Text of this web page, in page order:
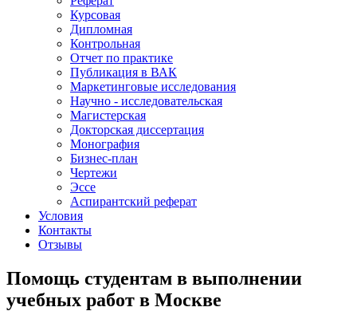
Курсовая
Дипломная
Контрольная
Отчет по практике
Публикация в ВАК
Маркетинговые исследования
Научно - исследовательская
Магистерская
Докторская диссертация
Монография
Бизнес-план
Чертежи
Эссе
Аспирантский реферат
Условия
Контакты
Отзывы
Помощь студентам в выполнении
учебных работ в Москве